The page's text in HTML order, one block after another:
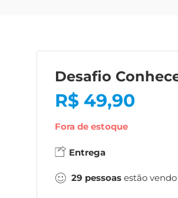
Desafio
R$ 49,90
Fora de estoque
Entrega
29 pessoas estão